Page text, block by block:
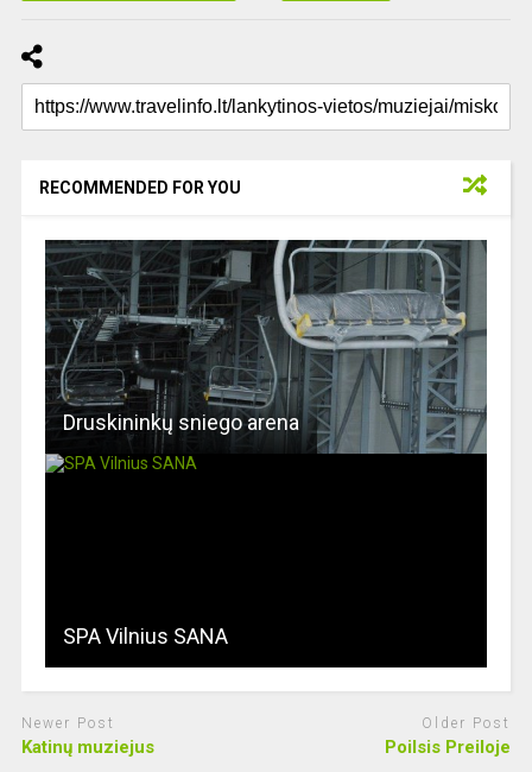
RECOMMENDED FOR YOU
Druskininkų sniego arena
SPA Vilnius SANA
Newer Post
Katinų muziejus
Older Post
Poilsis Preiloje